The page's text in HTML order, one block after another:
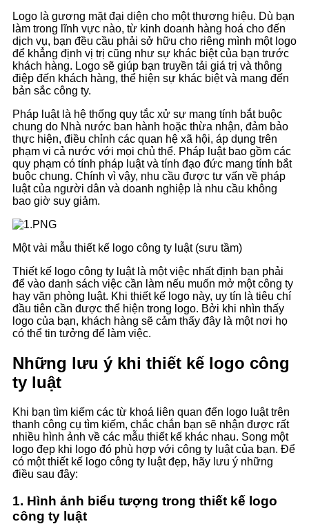
Logo là gương mặt đại diện cho một thương hiệu. Dù bạn
làm trong lĩnh vực nào, từ kinh doanh hàng hoá cho đến
dịch vụ, bạn đều cầu phải sở hữu cho riêng mình một logo
để khẳng định vị trị cũng như sự khác biệt của bạn trước
khách hàng. Logo sẽ giúp bạn truyền tải giá trị và thông
điệp đến khách hàng, thể hiện sự khác biệt và mang đến
bản sắc công ty.
Pháp luật là hệ thống quy tắc xử sự mang tính bắt buộc
chung do Nhà nước ban hành hoặc thừa nhận, đảm bảo
thực hiện, điều chỉnh các quan hệ xã hội, áp dụng trên
phạm vi cả nước với mọi chủ thể. Pháp luật bao gồm các
quy phạm có tính pháp luật và tính đạo đức mang tính bắt
buộc chung. Chính vì vậy, nhu cầu được tư vấn về pháp
luật của người dân và doanh nghiệp là nhu cầu không
bao giờ suy giảm.
Một vài mẫu thiết kế logo công ty luật (sưu tầm)
Thiết kế logo công ty luật là một việc nhất định bạn phải
để vào danh sách việc cần làm nếu muốn mở một công ty
hay văn phòng luật. Khi thiết kế logo này, uy tín là tiêu chí
đầu tiên cần được thể hiện trong logo. Bởi khi nhìn thấy
logo của bạn, khách hàng sẽ cảm thấy đây là một nơi họ
có thể tin tưởng để làm việc.
Những lưu ý khi thiết kế logo công
ty luật
Khi bạn tìm kiếm các từ khoá liên quan đến logo luật trên
thanh công cụ tìm kiếm, chắc chắn bạn sẽ nhận được rất
nhiều hình ảnh về các mẫu thiết kế khác nhau. Song một
logo đẹp khi logo đó phù hợp với công ty luật của bạn. Để
có một thiết kế logo công ty luật đẹp, hãy lưu ý những
điều sau đây:
1. Hình ảnh biểu tượng trong thiết kế logo
công ty luật